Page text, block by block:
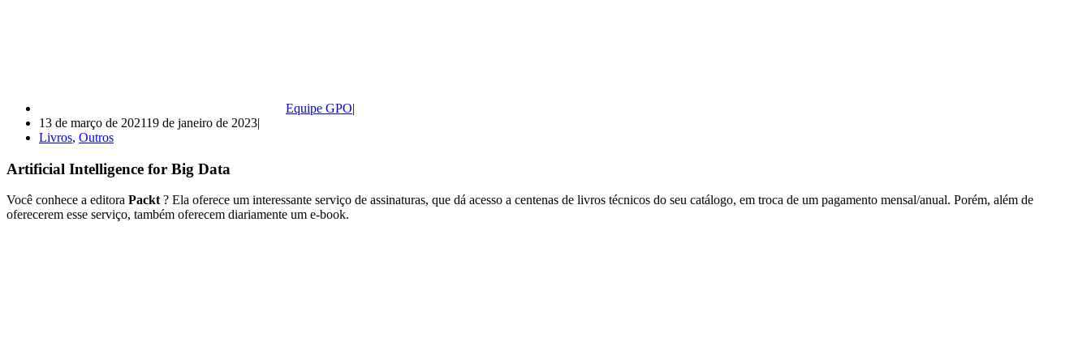
Equipe GPO
13 de março de 202119 de janeiro de 2023
Livros, Outros
Artificial Intelligence for Big Data
Você conhece a editora Packt ? Ela oferece um interessante serviço de assinaturas, que dá acesso a centenas de livros técnicos do seu catálogo, em troca de um pagamento mensal/anual. Porém, além de
oferecerem esse serviço, também oferecem diariamente um e-book.